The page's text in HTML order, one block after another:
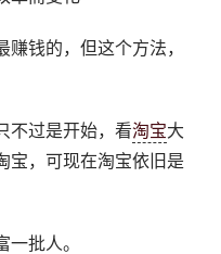
钱的，但这个方法，
不过是开始，看淘宝大
宝，可现在淘宝依旧是
一批人。